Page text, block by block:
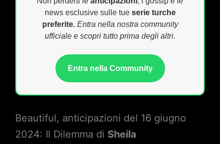
news esclusive sulle tue serie turche
preferite. Entra nella nostra community
ufficiale e scopri tutto prima degli altri.
Entra nella Community
Beautiful, anticipazioni del 16 giugno
2024: Il Dilemma di Sheila